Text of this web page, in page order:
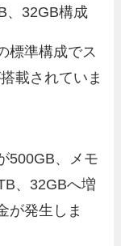
標準構成でス
載されていま
500GB、メモ
、32GBへ増
が発生しま